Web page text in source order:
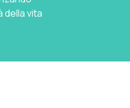
della vita